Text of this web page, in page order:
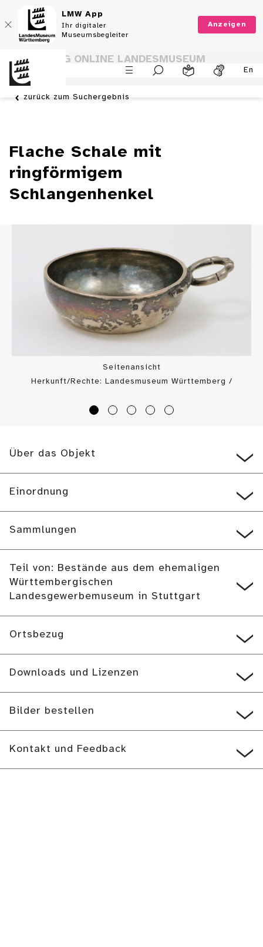
LMW App
Ihr digitaler
Museumsbegleiter
Anzeigen
En
SAMMLUNG ONLINE LANDESMUSEUM
WÜRTTEMBERG
zurück zum Suchergebnis
Flache Schale mit
ringförmigem
Schlangenhenkel
Seitenansicht
Herkunft/Rechte: Landesmuseum Württemberg /
Über das Objekt
Einordnung
Sammlungen
Teil von: Bestände aus dem ehemaligen
Württembergischen
Landesgewerbemuseum in Stuttgart
Ortsbezug
Downloads und Lizenzen
Bilder bestellen
Kontakt und Feedback